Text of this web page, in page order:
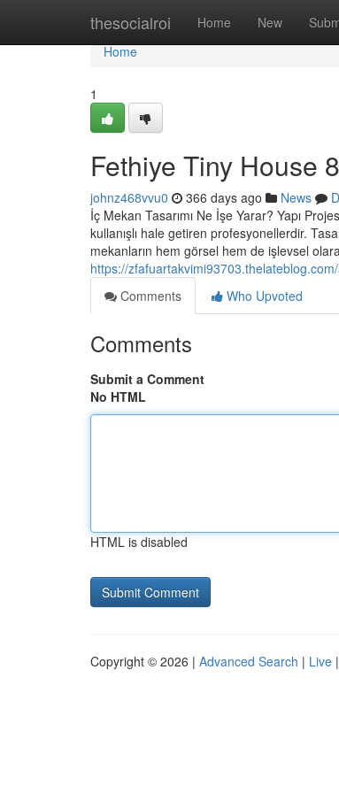
thesocialroi Home New
Home
Home
1
Fethiye Tiny House
johnz468vvu0 366 days ago News
İç Mekan Tasarımı Ne İşe Yarar? Yapı
kullanışlı hale getiren profesyonellerdir.
mekanların hem görsel hem de işlevsel
https://
Comments
Who Upvoted
Comments
Submit a Comment
No HTML
HTML is disabled
Copyright © 2026 | Advanced Search | Live |